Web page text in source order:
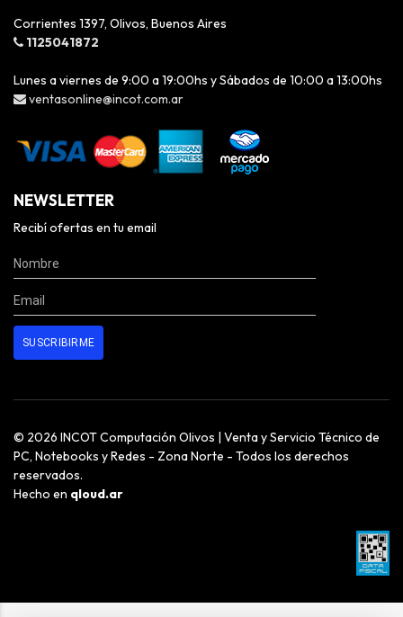
Corrientes 1397, Olivos, Buenos Aires
1125041872
Lunes a viernes de 9:00 a 19:00hs y Sábados de 10:00 a 13:00hs
ventasonline@incot.com.ar
NEWSLETTER
Recibí ofertas en tu email
© 2026 INCOT Computación Olivos | Venta y Servicio Técnico de
PC, Notebooks y Redes - Zona Norte - Todos los derechos
reservados.
Hecho en qloud.ar